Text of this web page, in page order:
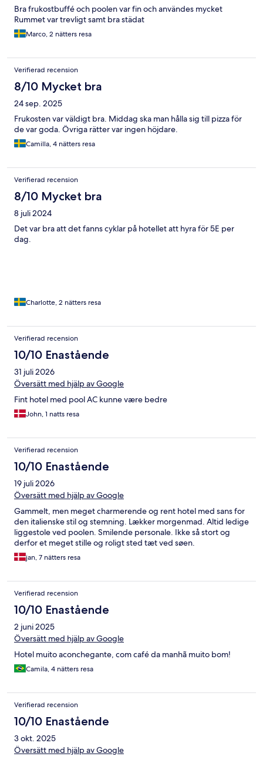
Bra frukostbuffé och poolen var fin och användes mycket
Rummet var trevligt samt bra städat
Marco, 2 nätters resa
Verifierad recension
8/10 Mycket bra
24 sep. 2025
Frukosten var väldigt bra. Middag ska man hålla sig till pizza för
de var goda. Övriga rätter var ingen höjdare.
Camilla, 4 nätters resa
Verifierad recension
8/10 Mycket bra
8 juli 2024
Det var bra att det fanns cyklar på hotellet att hyra för 5E per
dag.
Charlotte, 2 nätters resa
Verifierad recension
10/10 Enastående
31 juli 2026
Översätt med hjälp av Google
Fint hotel med pool AC kunne være bedre
John, 1 natts resa
Verifierad recension
10/10 Enastående
19 juli 2026
Översätt med hjälp av Google
Gammelt, men meget charmerende og rent hotel med sans for
den italienske stil og stemning. Lækker morgenmad. Altid ledige
liggestole ved poolen. Smilende personale. Ikke så stort og
derfor et meget stille og roligt sted tæt ved søen.
jan, 7 nätters resa
Verifierad recension
10/10 Enastående
2 juni 2025
Översätt med hjälp av Google
Hotel muito aconchegante, com café da manhã muito bom!
Camila, 4 nätters resa
Verifierad recension
10/10 Enastående
3 okt. 2025
Översätt med hjälp av Google